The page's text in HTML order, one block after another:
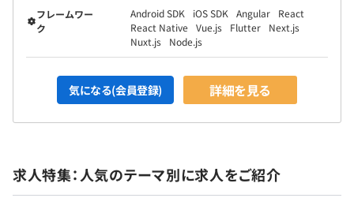
フレームワー
ク
Android SDK iOS SDK Angular
React
React Native Vue.js Flutter
Next.js
Nuxt.js
Node.js
気になる(会員登録) 詳細を見る
求人特集：人気のテーマ別に求人をご紹介